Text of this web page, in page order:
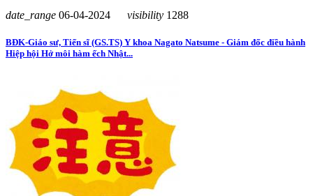
date_range 06-04-2024 visibility 1288
BĐK-Giáo sư, Tiến sĩ (GS.TS) Y khoa Nagato Natsume - Giám đốc điều hành
Hiệp hội Hở môi hàm ếch Nhật...